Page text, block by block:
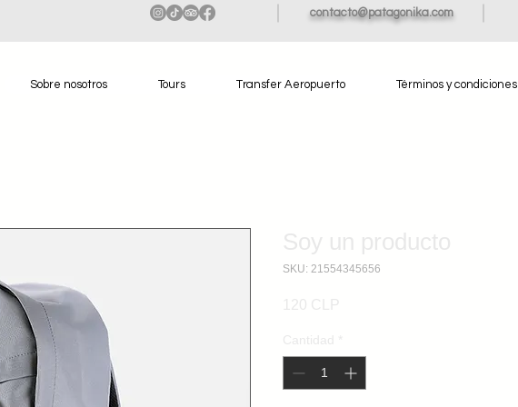
contacto@patagonika.com
Sobre nosotros Tours Transfer Aeropuerto Términos y condiciones
SKU: 21554345656